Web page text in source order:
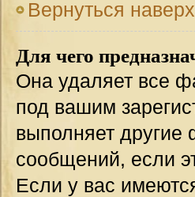
Вернуться наверх
Для чего
Она удаляет все
под вашим
выполняет другие
сообщений, если
Если у вас